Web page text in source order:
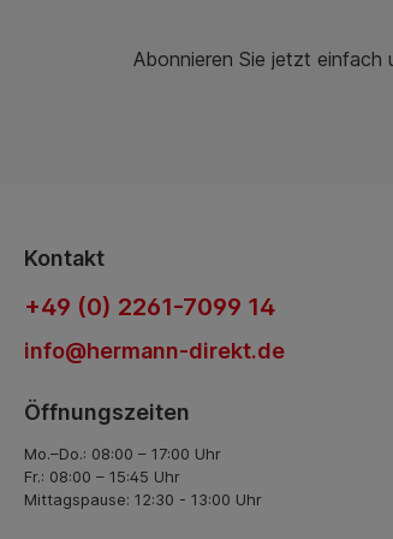
Abonnieren Sie jetzt einfach
Kontakt
+49 (0) 2261-7099 14
info@hermann-direkt.de
Öffnungszeiten
Mo.–Do.: 08:00 – 17:00 Uhr
Fr.: 08:00 – 15:45 Uhr
Mittagspause: 12:30 - 13:00 Uhr